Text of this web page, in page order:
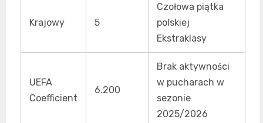
Krajowy 5
Czołowa piątka
polskiej
Ekstraklasy
UEFA
Coefficient
6.200
Brak aktywności
w pucharach w
sezonie
2025/2026